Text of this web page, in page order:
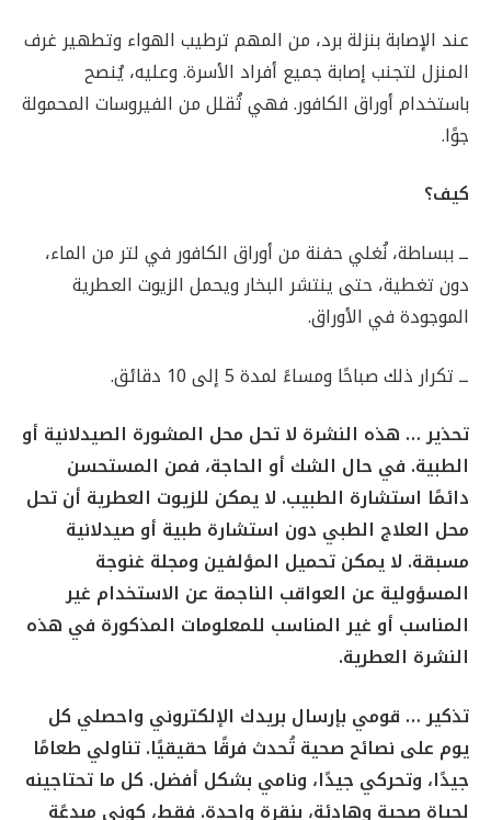
عند الإصابة بنزلة برد، من المهم ترطيب الهواء وتطهير غرف
المنزل لتجنب إصابة جميع أفراد الأسرة. وعليه، يُنصح
باستخدام أوراق الكافور. فهي تُقلل من الفيروسات المحمولة
جوًا.
كيف؟
ــ ببساطة، نُغلي حفنة من أوراق الكافور في لتر من الماء،
دون تغطية، حتى ينتشر البخار ويحمل الزيوت العطرية
الموجودة في الأوراق.
ــ تكرار ذلك صباحًا ومساءً لمدة 5 إلى 10 دقائق.
تحذير … هذه النشرة لا تحل محل المشورة الصيدلانية أو
الطبية. في حال الشك أو الحاجة، فمن المستحسن
دائمًا استشارة الطبيب. لا يمكن للزيوت العطرية أن تحل
محل العلاج الطبي دون استشارة طبية أو صيدلانية
مسبقة. لا يمكن تحميل المؤلفين ومجلة غنوجة
المسؤولية عن العواقب الناجمة عن الاستخدام غير
المناسب أو غير المناسب للمعلومات المذكورة في هذه
النشرة العطرية.
تذكير … قومي بإرسال بريدك الإلكتروني واحصلي كل
يوم على نصائح صحية تُحدث فرقًا حقيقيًا. تناولي طعامًا
جيدًا، وتحركي جيدًا، ونامي بشكل أفضل. كل ما تحتاجينه
لحياة صحية وهادئة، بنقرة واحدة. فقط، كوني مبدعًة